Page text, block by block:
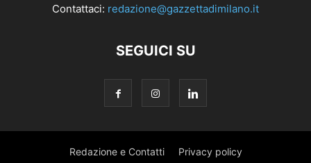
Contattaci: redazione@gazzettadimilano.it
SEGUICI SU
Redazione e Contatti Privacy policy